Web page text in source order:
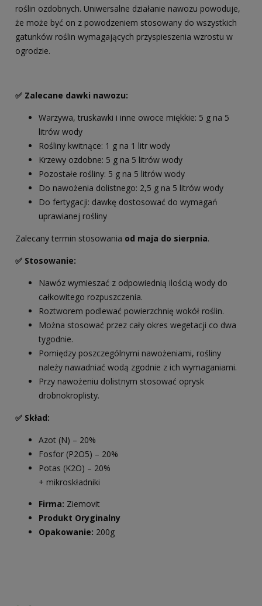
roślin ozdobnych. Uniwersalne działanie nawozu powoduje,
że może być on z powodzeniem stosowany do wszystkich
gatunków roślin wymagających przyspieszenia wzrostu w
ogrodzie.
✅ Zalecane dawki nawozu:
Warzywa, truskawki i inne owoce miękkie: 5 g na 5
litrów wody
Rośliny kwitnące: 1 g na 1 litr wody
Krzewy ozdobne: 5 g na 5 litrów wody
Pozostałe rośliny: 5 g na 5 litrów wody
Do nawożenia dolistnego: 2,5 g na 5 litrów wody
Do fertygacji: dawkę dostosować do wymagań
uprawianej rośliny
Zalecany termin stosowania od maja do sierpnia.
✅ Stosowanie:
Nawóz wymieszać z odpowiednią ilością wody do
całkowitego rozpuszczenia.
Roztworem podlewać powierzchnię wokół roślin.
Można stosować przez cały okres wegetacji co dwa
tygodnie.
Pomiędzy poszczególnymi nawożeniami, rośliny
należy nawadniać wodą zgodnie z ich wymaganiami.
Przy nawożeniu dolistnym stosować oprysk
drobnokroplisty.
✅ Skład:
Azot (N) – 20%
Fosfor (P2O5) – 20%
Potas (K2O) – 20%
+ mikroskładniki
Firma: Ziemovit
Produkt Oryginalny
Opakowanie: 200g